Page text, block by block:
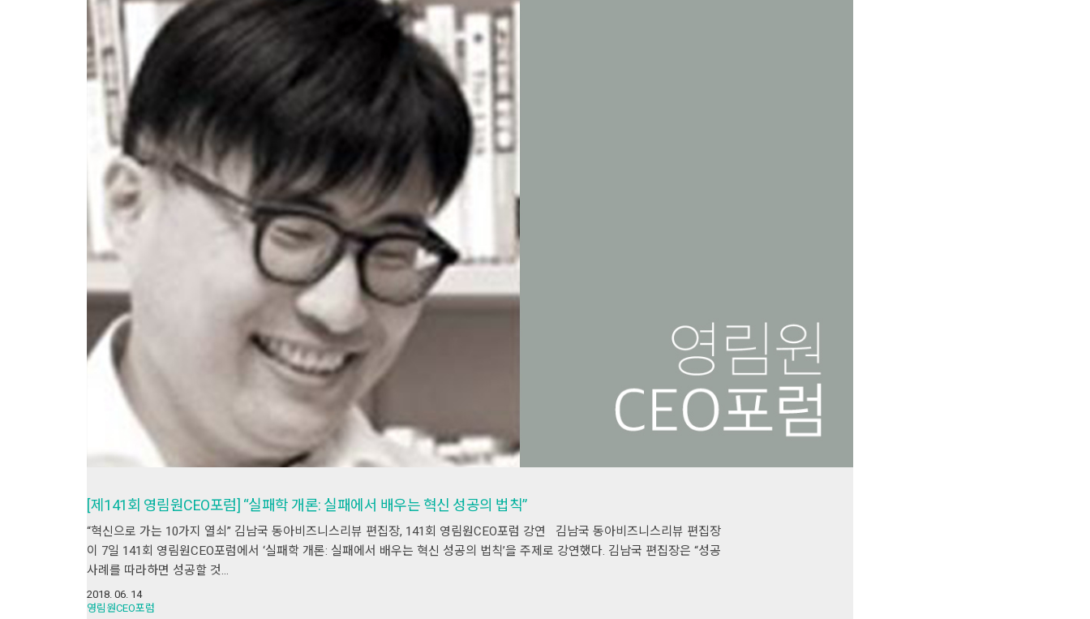
[제141회 영림원CEO포럼] “실패학 개론: 실패에서 배우는 혁신 성공의 법칙”
“혁신으로 가는 10가지 열쇠” 김남국 동아비즈니스리뷰 편집장, 141회 영림원CEO포럼 강연 김남국 동아비즈니스리뷰 편집장
이 7일 141회 영림원CEO포럼에서 ‘실패학 개론: 실패에서 배우는 혁신 성공의 법칙’을 주제로 강연했다. 김남국 편집장은 “성공
사례를 따라하면 성공할 것…
2018. 06. 14
영림원CEO포럼